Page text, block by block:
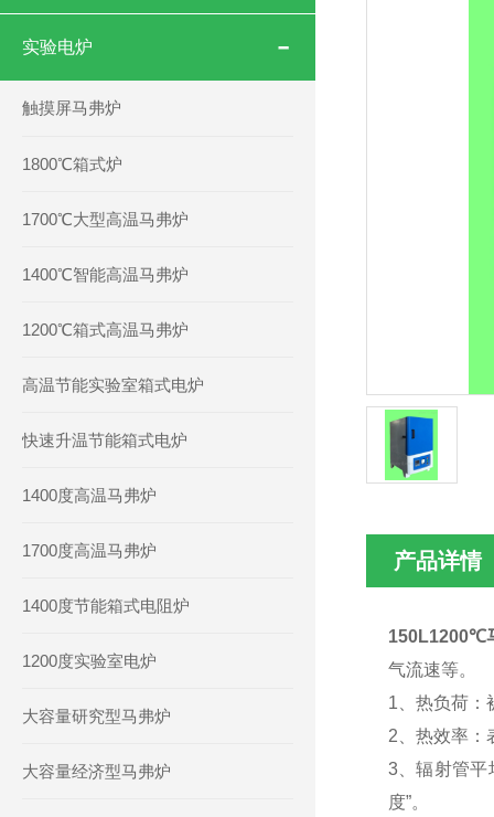
实验电炉
触摸屏马弗炉
1800℃箱式炉
1700℃大型高温马弗炉
1400℃智能高温马弗炉
1200℃箱式高温马弗炉
高温节能实验室箱式电炉
快速升温节能箱式电炉
1400度高温马弗炉
1700度高温马弗炉
1400度节能箱式电阻炉
1200度实验室电炉
大容量研究型马弗炉
大容量经济型马弗炉
产品详情
150L1200℃
气流速等。
1、热负荷：
2、热效率：
3、辐射管平
度”。